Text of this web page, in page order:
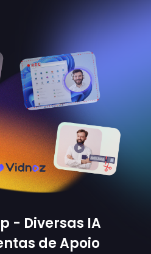
- Diversas IA
de Apoio